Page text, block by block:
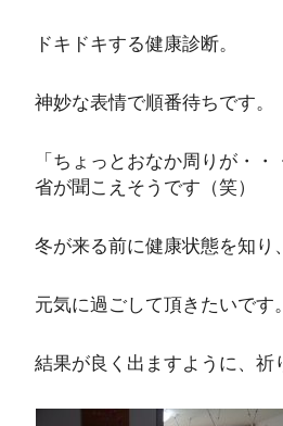
ドキドキする健康診断。
神妙な表情で順番待ちです。
「ちょっとおなか周りが・
省が聞こえそうです（笑）
冬が来る前に健康状態を知り、
元気に過ごして頂きたいです。
結果が良く出ますように、祈